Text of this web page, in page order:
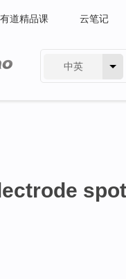
有道精品课 云笔记
中英